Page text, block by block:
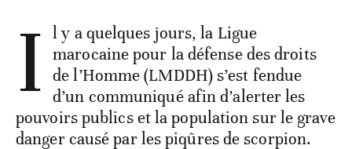
I l y a quelques jours, la Ligue
marocaine pour la défense des droits
de l’Homme (LMDDH) s’est fendue
d’un communiqué afin d’alerter les
pouvoirs publics et la population sur le grave
danger causé par les piqûres de scorpion.